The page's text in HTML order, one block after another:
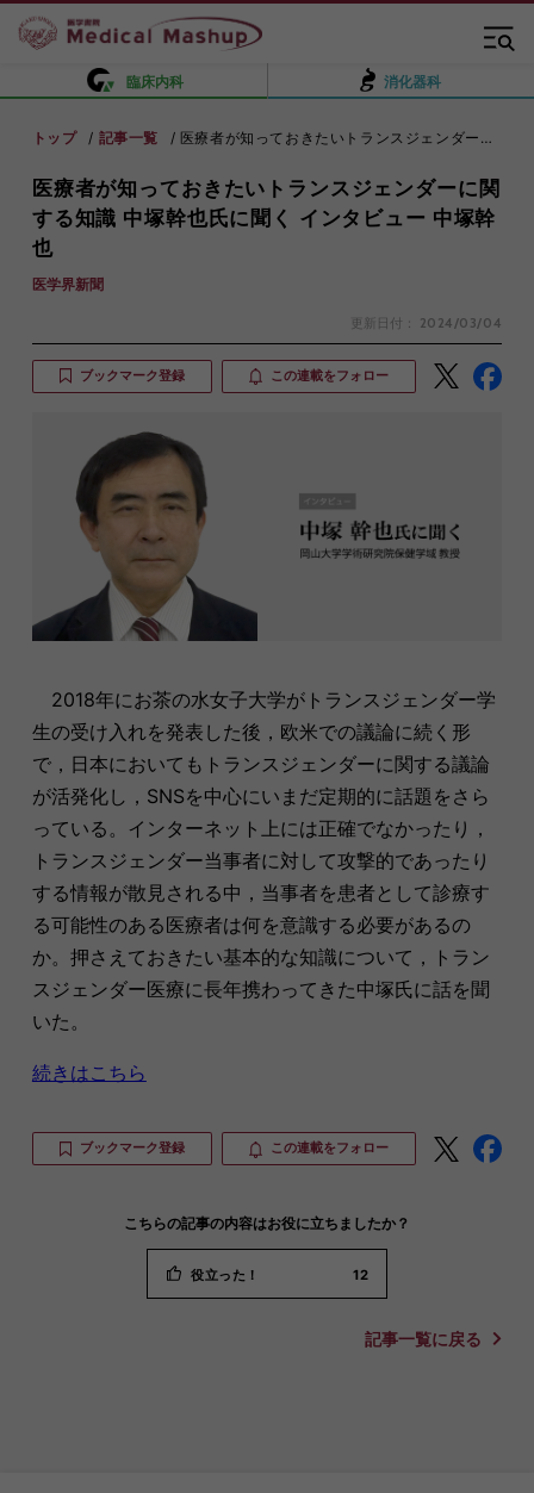
臨床内科 消化器科
トップ 記事一覧 医療者が知っておきたいトランスジェンダーに関する知識 中塚幹也氏に聞く インタビュー 中塚幹也
医療者が知っておきたいトランスジェンダーに関
する知識 中塚幹也氏に聞く インタビュー 中塚幹
也
医学界新聞
更新日付： 2024/03/04
ブックマーク登録 この連載をフォロー
2018年にお茶の水女子大学がトランスジェンダー学
生の受け入れを発表した後，欧米での議論に続く形
で，日本においてもトランスジェンダーに関する議論
が活発化し，SNSを中心にいまだ定期的に話題をさら
っている。インターネット上には正確でなかったり，
トランスジェンダー当事者に対して攻撃的であったり
する情報が散見される中，当事者を患者として診療す
る可能性のある医療者は何を意識する必要があるの
か。押さえておきたい基本的な知識について，トラン
スジェンダー医療に長年携わってきた中塚氏に話を聞
いた。
続きはこちら
ブックマーク登録 この連載をフォロー
こちらの記事の内容はお役に立ちましたか？
役立った！ 12
記事一覧に戻る